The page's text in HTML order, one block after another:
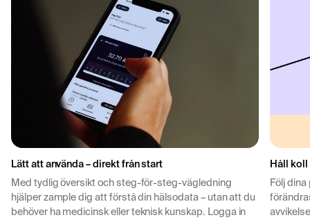
Lätt att använda – direkt från start
Med tydlig översikt och steg-för-steg-vägledning
hjälper zample dig att förstå din hälsodata – utan att du
behöver ha medicinsk eller teknisk kunskap. Logga in
Håll koll
Följ